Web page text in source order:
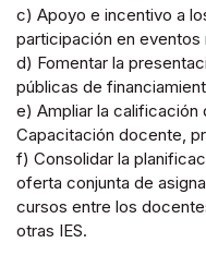
c) Apoyo e incentivo a
participación en eventos
d) Fomentar la
públicas de
e) Ampliar la
Capacitación docente,
f) Consolidar la
oferta conjunta de
cursos entre los
otras IES.